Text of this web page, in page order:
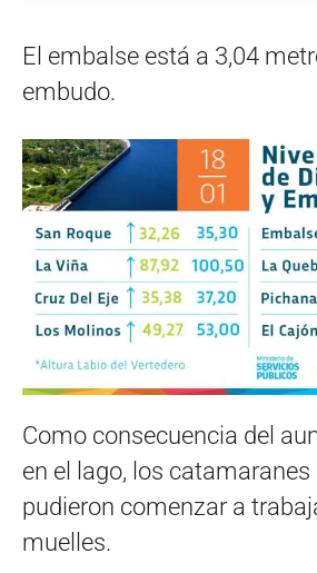
El embalse está a 3,04
embudo.
Como consecuencia del
en el lago, los
pudieron comenzar a
muelles.